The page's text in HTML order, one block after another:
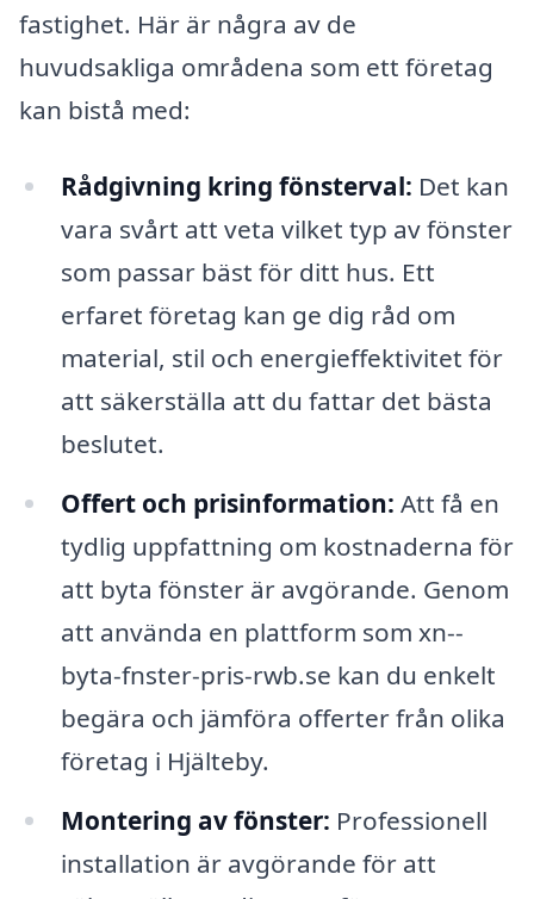
fastighet. Här är några av de
huvudsakliga områdena som ett företag
kan bistå med:
Rådgivning kring fönsterval: Det kan
vara svårt att veta vilket typ av fönster
som passar bäst för ditt hus. Ett
erfaret företag kan ge dig råd om
material, stil och energieffektivitet för
att säkerställa att du fattar det bästa
beslutet.
Offert och prisinformation: Att få en
tydlig uppfattning om kostnaderna för
att byta fönster är avgörande. Genom
att använda en plattform som xn--
byta-fnster-pris-rwb.se kan du enkelt
begära och jämföra offerter från olika
företag i Hjälteby.
Montering av fönster: Professionell
installation är avgörande för att